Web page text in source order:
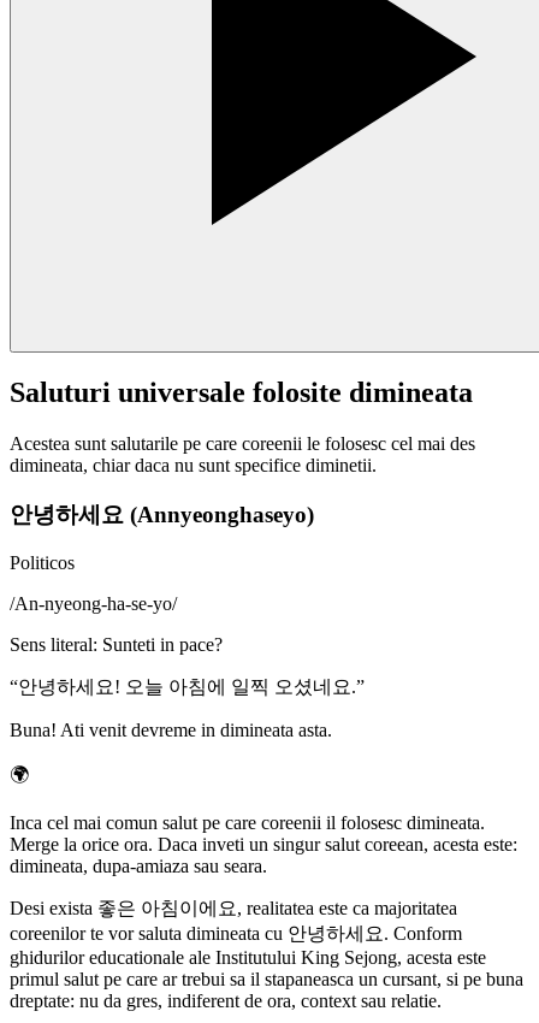
Saluturi universale folosite dimineata
Acestea sunt salutarile pe care coreenii le folosesc cel mai des
dimineata, chiar daca nu sunt specifice diminetii.
안녕하세요 (Annyeonghaseyo)
Politicos
/An-nyeong-ha-se-yo/
Sens literal: Sunteti in pace?
“안녕하세요! 오늘 아침에 일찍 오셨네요.”
Buna! Ati venit devreme in dimineata asta.
🌍
Inca cel mai comun salut pe care coreenii il folosesc dimineata.
Merge la orice ora. Daca inveti un singur salut coreean, acesta este:
dimineata, dupa-amiaza sau seara.
Desi exista 좋은 아침이에요, realitatea este ca majoritatea
coreenilor te vor saluta dimineata cu 안녕하세요. Conform
ghidurilor educationale ale Institutului King Sejong, acesta este
primul salut pe care ar trebui sa il stapaneasca un cursant, si pe buna
dreptate: nu da gres, indiferent de ora, context sau relatie.